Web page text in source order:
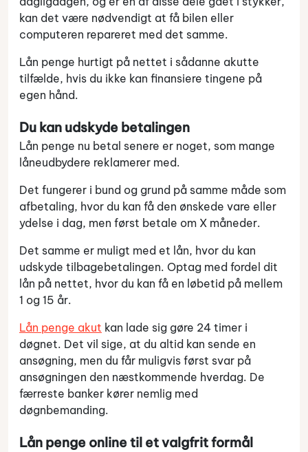
kan det være nødvendigt at få bilen eller
computeren repareret med det samme.
Lån penge hurtigt på nettet i sådanne akutte
tilfælde, hvis du ikke kan finansiere tingene på
egen hånd.
Du kan udskyde betalingen
Lån penge nu betal senere er noget, som mange
låneudbydere reklamerer med.
Det fungerer i bund og grund på samme måde som
afbetaling, hvor du kan få den ønskede vare eller
ydelse i dag, men først betale om X måneder.
Det samme er muligt med et lån, hvor du kan
udskyde tilbagebetalingen. Optag med fordel dit
lån på nettet, hvor du kan få en løbetid på mellem
1 og 15 år.
Lån penge akut kan lade sig gøre 24 timer i
døgnet. Det vil sige, at du altid kan sende en
ansøgning, men du får muligvis først svar på
ansøgningen den næstkommende hverdag. De
færreste banker kører nemlig med
døgnbemanding.
Lån penge online til et valgfrit formål